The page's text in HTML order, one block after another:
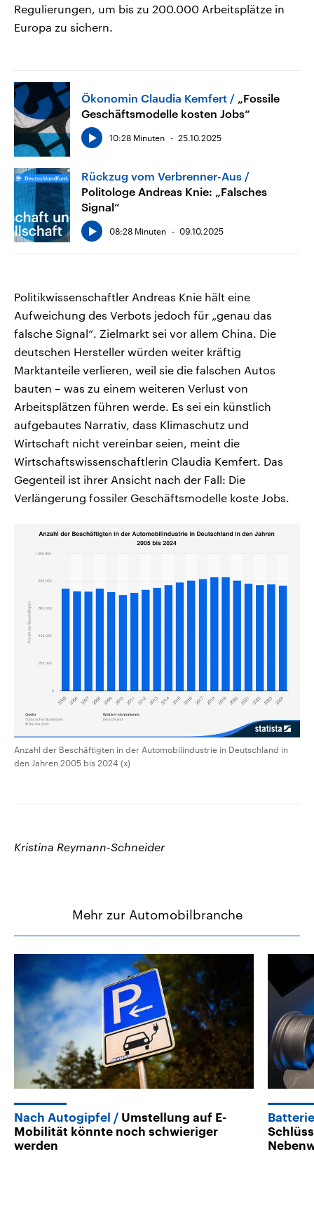
Regulierungen, um bis zu 200.000 Arbeitsplätze in
Europa zu sichern.
Ökonomin Claudia Kemfert
„Fossile
Geschäftsmodelle kosten Jobs“
10:28 Minuten 25.10.2025
Rückzug vom Verbrenner-Aus
Politologe Andreas Knie: „Falsches
Signal“
08:28 Minuten 09.10.2025
Politikwissenschaftler Andreas Knie hält eine
Aufweichung des Verbots jedoch für „genau das
falsche Signal“. Zielmarkt sei vor allem China. Die
deutschen Hersteller würden weiter kräftig
Marktanteile verlieren, weil sie die falschen Autos
bauten – was zu einem weiteren Verlust von
Arbeitsplätzen führen werde. Es sei ein künstlich
aufgebautes Narrativ, dass Klimaschutz und
Wirtschaft nicht vereinbar seien, meint die
Wirtschaftswissenschaftlerin Claudia Kemfert. Das
Gegenteil ist ihrer Ansicht nach der Fall: Die
Verlängerung fossiler Geschäftsmodelle koste Jobs.
Anzahl der Beschäftigten in der Automobilindustrie in Deutschland in
den Jahren 2005 bis 2024 (x)
Kristina Reymann-Schneider
Mehr zur Automobilbranche
Nach Autogipfel
Umstellung auf E-
Mobilität könnte noch schwieriger
werden